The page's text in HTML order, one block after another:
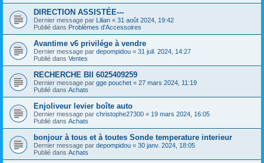
DIRECTION ASSISTÉE---
Dernier message par Lilian « 31 août 2024, 19:42
Publié dans Problèmes d'Accessoires
Avantime v6 privilége à vendre
Dernier message par depompidou « 31 juil. 2024, 14:27
Publié dans Ventes
RECHERCHE BII 6025409259
Dernier message par gge pouchet « 27 mars 2024, 11:19
Publié dans Achats
Enjoliveur levier boîte auto
Dernier message par christophe27300 « 19 mars 2024, 16:05
Publié dans Achats
bonjour à tous et à toutes Sonde temperature interieur
Dernier message par depompidou « 30 janv. 2024, 18:05
Publié dans Achats